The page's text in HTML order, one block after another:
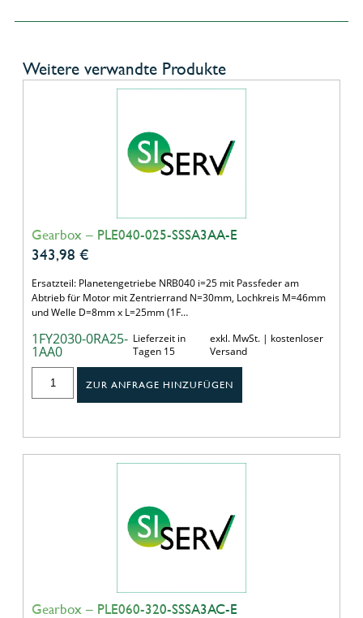
Weitere verwandte Produkte
Gearbox – PLE040-025-SSSA3AA-E
343,98 €
Ersatzteil: Planetengetriebe NRB040 i=25 mit Passfeder am
Abtrieb für Motor mit Zentrierrand N=30mm, Lochkreis M=46mm
und Welle D=8mm x L=25mm (1F…
1FY2030-0RA25-
1AA0
Lieferzeit in
Tagen 15
exkl. MwSt. | kostenloser
Versand
ZUR ANFRAGE HINZUFÜGEN
Gearbox – PLE060-320-SSSA3AC-E